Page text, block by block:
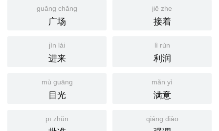
guǎng chǎng
广场
jiē zhe
接着
jìn lái
进来
lì rùn
利润
mù guāng
目光
mǎn yì
满意
pī zhǔn qiáng diào